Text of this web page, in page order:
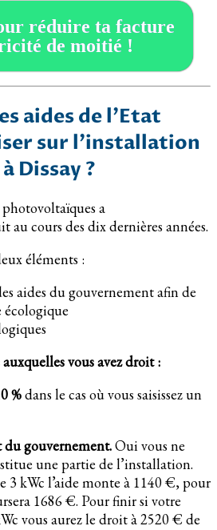
réduire ta facture
de moitié !
aides de l’Etat
sur l’installation
Dissay ?
a
au cours des dix dernières années.
éléments :
aides du gouvernement afin de
écologique
vous avez droit :
%dans le cas où vous saisissez un
gouvernement.Oui vous ne
une partie de l’installation.
3 kWc l’aide monte à 1140 €, pour
1686 €. Pour finir si votre
vous aurez le droit à 2520 € de